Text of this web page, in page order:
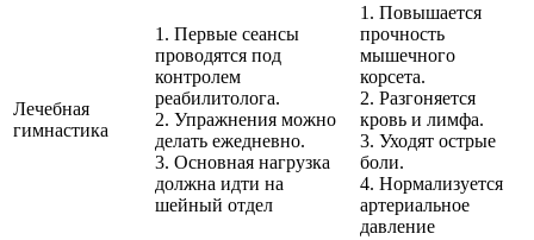
Лечебная
гимнастика
1. Первые сеансы
проводятся под
контролем
реабилитолога.
2. Упражнения можно
делать ежедневно.
3. Основная нагрузка
должна идти на
шейный отдел
1. Повышается
прочность
мышечного
корсета.
2. Разгоняется
кровь и лимфа.
3. Уходят острые
боли.
4. Нормализуется
артериальное
давление